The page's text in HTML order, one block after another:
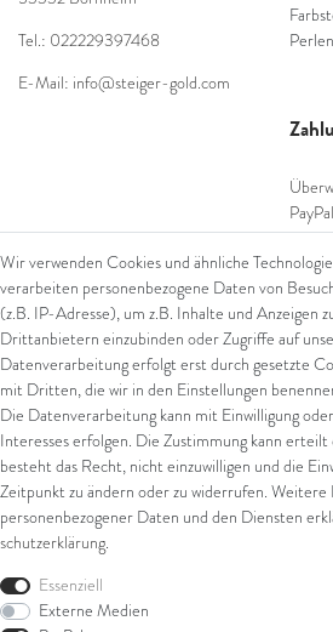
Tel.: 022229397468
E-Mail: info@steiger-gold.com
PayPal
UPS
FedEx
Wir verwenden Cookies und ähnliche
verarbeiten personenbezogene Daten von
(z.B. IP-Adresse), um z.B. Inhalte und Anzeigen
Drittanbietern einzubinden oder Zugriffe auf
Datenverarbeitung erfolgt erst durch gesetzte
mit Dritten, die wir in den Einstellungen
Die Datenverarbeitung kann mit Einwilligung
Interesses erfolgen. Die Zustimmung kann
besteht das Recht, nicht einzuwilligen und die
Zeitpunkt zu ändern oder zu widerrufen.
personenbezogener Daten und den Diensten
schutz­erklärung.
Essenziell
Externe Medien